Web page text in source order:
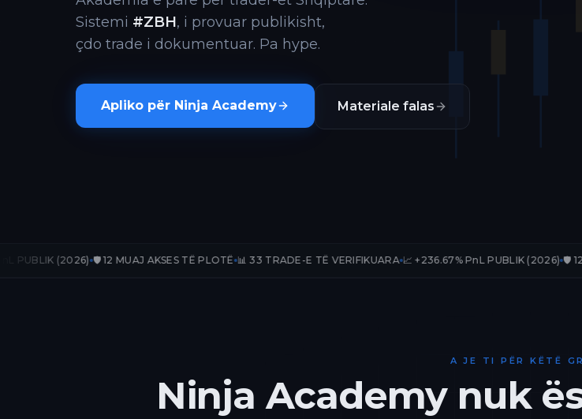
Sistemi #ZBH, i provuar publikisht,
çdo trade i dokumentuar. Pa hype.
Apliko për Ninja Academy Materiale falas
🛡️ 12 MUAJ AKSES TË PLOTË 📊 33 TRADE-E TË VERIFIKUARA 📈 +236.67% PnL PUBLIK (2026) 🛡️ 12 MUAJ AKSES
A JE TI PËR KËTË
Ninja Academy nuk